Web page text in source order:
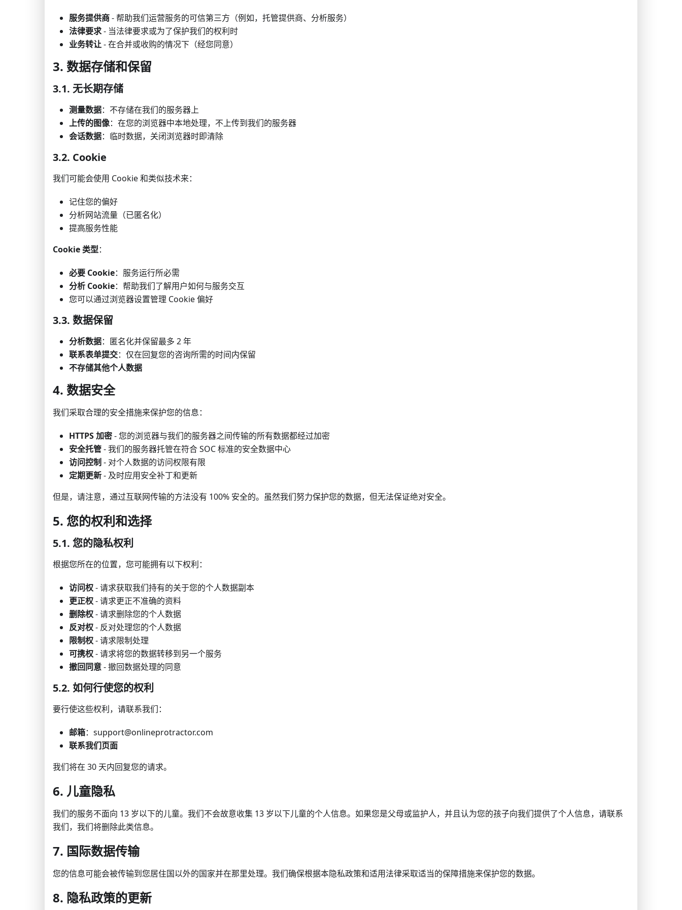
服务提供商- 帮助我们运营服务的可信第三方（例如，托管提供商、分析服务）
法律要求- 当法律要求或为了保护我们的权利时
业务转让- 在合并或收购的情况下（经您同意）
3. 数据存储和保留
3.1. 无长期存储
测量数据：不存储在我们的服务器上
上传的图像：在您的浏览器中本地处理，不上传到我们的服务器
会话数据：临时数据，关闭浏览器时即清除
3.2. Cookie
我们可能会使用 Cookie 和类似技术来：
记住您的偏好
分析网站流量（已匿名化）
提高服务性能
Cookie 类型：
必要 Cookie：服务运行所必需
分析 Cookie：帮助我们了解用户如何与服务交互
您可以通过浏览器设置管理 Cookie 偏好
3.3. 数据保留
分析数据：匿名化并保留最多 2 年
联系表单提交：仅在回复您的咨询所需的时间内保留
不存储其他个人数据
4. 数据安全
我们采取合理的安全措施来保护您的信息：
HTTPS 加密- 您的浏览器与我们的服务器之间传输的所有数据都经过加密
安全托管- 我们的服务器托管在符合 SOC 标准的安全数据中心
访问控制 - 对个人数据的访问权限有限
定期更新- 及时应用安全补丁和更新
但是，请注意，通过互联网传输的方法没有 100% 安全的。虽然我们努力保护您的数据，但无法保证绝对安全。
5. 您的权利和选择
5.1. 您的隐私权利
根据您所在的位置，您可能拥有以下权利：
访问权- 请求获取我们持有的关于您的个人数据副本
更正权- 请求更正不准确的资料
删除权- 请求删除您的个人数据
反对权- 反对处理您的个人数据
限制权- 请求限制处理
可携权- 请求将您的数据转移到另一个服务
撤回同意- 撤回数据处理的同意
5.2. 如何行使您的权利
要行使这些权利，请联系我们：
邮箱：support@onlineprotractor.com
联系我们页面
我们将在 30 天内回复您的请求。
6. 儿童隐私
我们的服务不面向 13 岁以下的儿童。我们不会故意收集 13 岁以下儿童的个人信息。如果您是父母或监护人，并且认为您的孩子向我们提供了个人信息，请联系
我们，我们将删除此类信息。
7. 国际数据传输
您的信息可能会被传输到您居住国以外的国家并在那里处理。我们确保根据本隐私政策和适用法律采取适当的保障措施来保护您的数据。
8. 隐私政策的更新